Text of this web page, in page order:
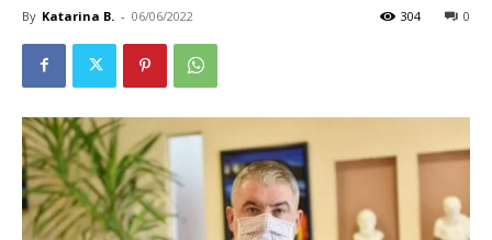
By Katarina B. - 06/06/2022 0
304